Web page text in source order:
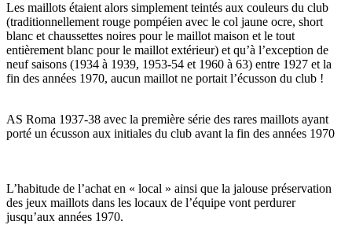
Les maillots étaient alors simplement teintés aux couleurs du club
(traditionnellement rouge pompéien avec le col jaune ocre, short
blanc et chaussettes noires pour le maillot maison et le tout
entièrement blanc pour le maillot extérieur) et qu’à l’exception de
neuf saisons (1934 à 1939, 1953-54 et 1960 à 63) entre 1927 et la
fin des années 1970, aucun maillot ne portait l’écusson du club !
AS Roma 1937-38 avec la première série des rares maillots ayant
porté un écusson aux initiales du club avant la fin des années 1970
L’habitude de l’achat en « local » ainsi que la jalouse préservation
des jeux maillots dans les locaux de l’équipe vont perdurer
jusqu’aux années 1970.